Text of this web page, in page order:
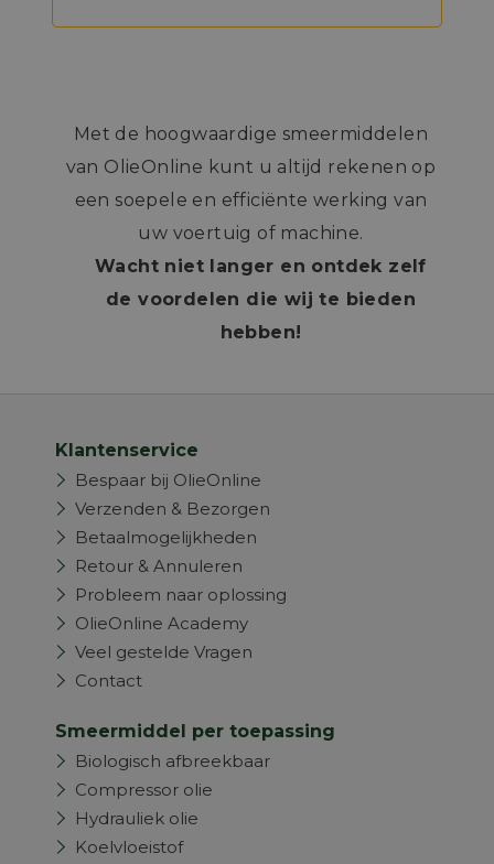
Met de hoogwaardige smeermiddelen
van OlieOnline kunt u altijd rekenen op
een soepele en efficiënte werking van
uw voertuig of machine.
Wacht niet langer en ontdek zelf
de voordelen die wij te bieden
hebben!
Klantenservice
Bespaar bij OlieOnline
Verzenden & Bezorgen
Betaalmogelijkheden
Retour & Annuleren
Probleem naar oplossing
OlieOnline Academy
Veel gestelde Vragen
Contact
Smeermiddel per toepassing
Biologisch afbreekbaar
Compressor olie
Hydrauliek olie
Koelvloeistof